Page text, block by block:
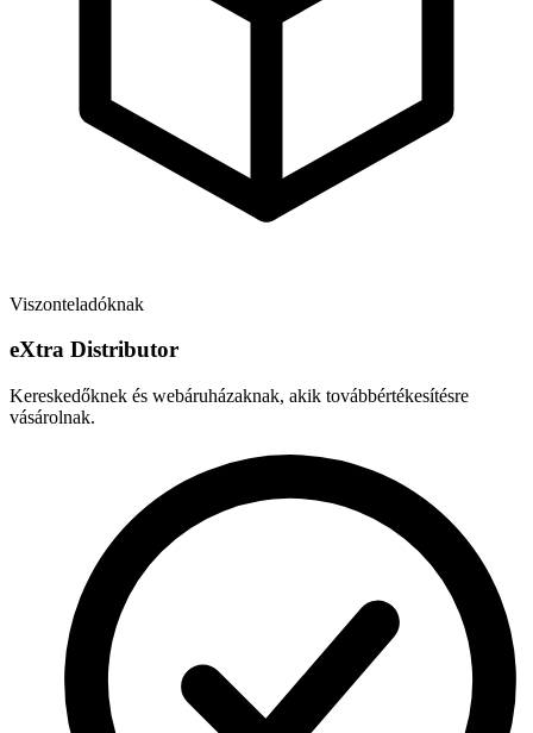
Viszonteladóknak
eXtra Distributor
Kereskedőknek és webáruházaknak, akik továbbértékesítésre
vásárolnak.